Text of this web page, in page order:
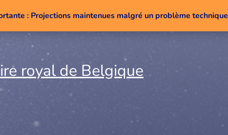
: Projections maintenues malgré un problème technique